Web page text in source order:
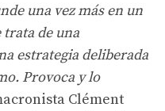
una vez más en un
trata de una
estrategia deliberada
Provoca y lo
Clément